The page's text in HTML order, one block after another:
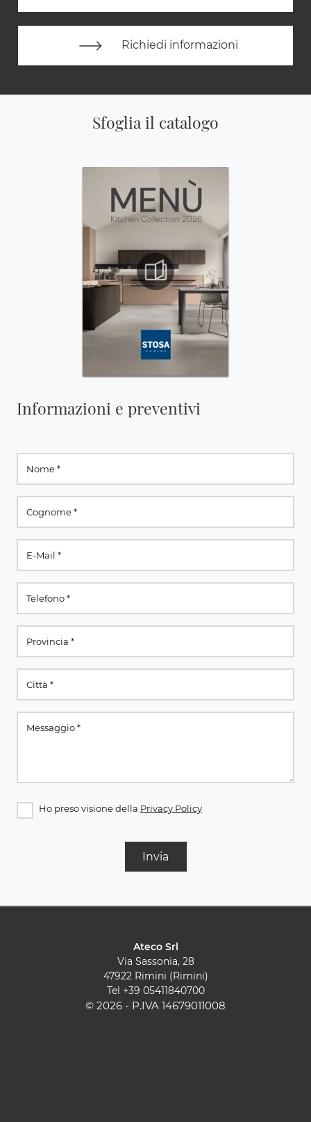
Richiedi informazioni
Sfoglia il catalogo
Informazioni e preventivi
Ho preso visione della Privacy Policy
Invia
Ateco Srl
Via Sassonia, 28
47922 Rimini (Rimini)
Tel +39 05411840700
© 2026 - P.IVA 14679011008